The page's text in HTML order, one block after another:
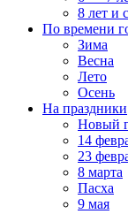
8 лет и
По времени
Зима
Весна
Лето
Осень
На праздники
Новый
14
23
8 марта
Пасха
9 мая